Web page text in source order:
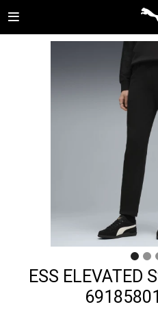

ESS ELEVATED